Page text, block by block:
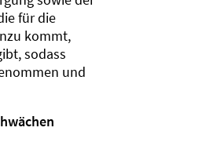
für die
kommt,
sodass
und